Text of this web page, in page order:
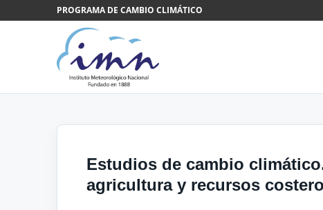
Saltar al contenidoPROGRAMA DE CAMBIO CLIMÁTICO
Estudios de cambio
agricultura y recursos